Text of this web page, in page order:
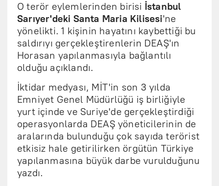
O terör eylemlerinden birisi İstanbul
Sarıyer'deki Santa Maria Kilisesi'ne
yönelikti. 1 kişinin hayatını kaybettiği bu
saldırıyı gerçekleştirenlerin DEAŞ'ın
Horasan yapılanmasıyla bağlantılı
olduğu açıklandı.
İktidar medyası, MİT'in son 3 yılda
Emniyet Genel Müdürlüğü iş birliğiyle
yurt içinde ve Suriye'de gerçekleştirdiği
operasyonlarda DEAŞ yöneticilerinin de
aralarında bulunduğu çok sayıda terörist
etkisiz hale getirilirken örgütün Türkiye
yapılanmasına büyük darbe vurulduğunu
yazdı.